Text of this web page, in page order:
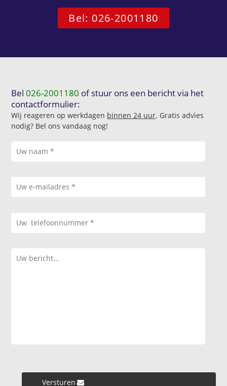
Bel: 026-2001180
Bel026-2001180 of stuur ons een bericht via het
contactformulier:
Wij reageren op werkdagen binnen 24 uur. Gratis advies
nodig? Bel ons vandaag nog!
Versturen »